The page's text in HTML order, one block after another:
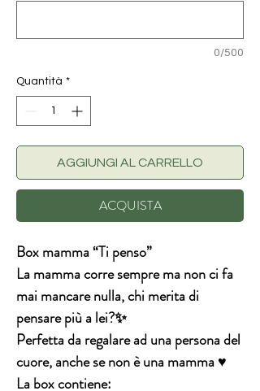
0/500
Quantità *
AGGIUNGI AL CARRELLO
ACQUISTA
Box mamma “Ti penso”
La mamma corre sempre ma non ci fa
mai mancare nulla, chi merita di
pensare più a lei?✨
Perfetta da regalare ad una persona del
cuore, anche se non è una mamma ♥️
La box contiene: